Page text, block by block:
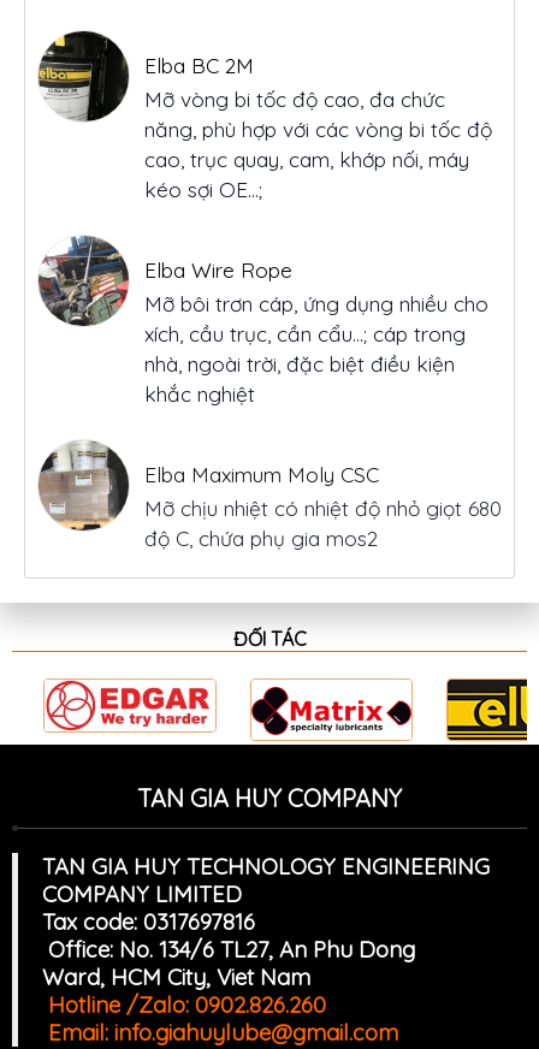
Elba BC 2M
Mỡ vòng bi tốc độ cao, đa chức
năng, phù hợp với các vòng bi tốc độ
cao, trục quay, cam, khớp nối, máy
kéo sợi OE...;
Elba Wire Rope
Mỡ bôi trơn cáp, ứng dụng nhiều cho
xích, cầu trục, cần cẩu…; cáp trong
nhà, ngoài trời, đặc biệt điều kiện
khắc nghiệt
Elba Maximum Moly CSC
Mỡ chịu nhiệt có nhiệt độ nhỏ giọt 680
độ C, chứa phụ gia mos2
ĐỐI TÁC
TAN GIA HUY COMPANY
TAN GIA HUY TECHNOLOGY ENGINEERING
COMPANY LIMITED
Tax code: 0317697816
Office: No. 134/6 TL27, An Phu Dong
Ward, HCM City, Viet Nam
Hotline /Zalo: 0902.826.260
Email: info.giahuylube@gmail.com